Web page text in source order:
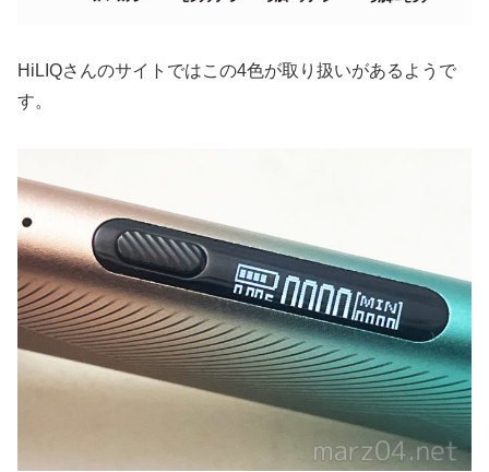
HiLIQさんのサイトではこの4色が取り扱いがあるようで
す。